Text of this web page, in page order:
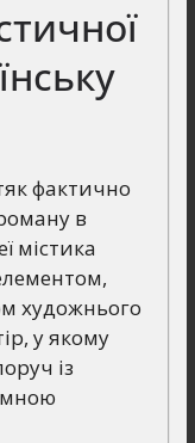
фактично
в
містика
художнього
у якому
із